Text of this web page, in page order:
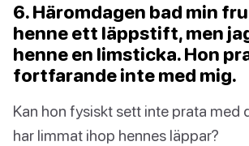
6. Häromdagen bad min
henne ett läppstift, men
henne en limsticka. Hon
fortfarande inte med mig.
Kan hon fysiskt sett inte prata med
har limmat ihop hennes läppar?